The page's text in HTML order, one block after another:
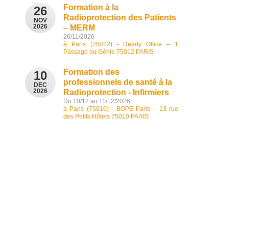
26
NOV
2026
Formation à la
Radioprotection des Patients
– MERM
26/11/2026
à Paris (75012) - Ready Office – 1
Passage du Génie 75012 PARIS
10
DEC
2026
Formation des
professionnels de santé à la
Radioprotection - Infirmiers
Du 10/12 au 11/12/2026
à Paris (75010) - BOPE Paris – 13 rue
des Petits Hôtels 75010 PARIS